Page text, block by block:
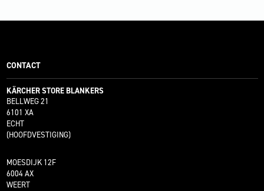
CONTACT
KÄRCHER STORE BLANKERS
BELLWEG 21
6101 XA
ECHT
(HOOFDVESTIGING)
MOESDIJK 12F
6004 AX
WEERT